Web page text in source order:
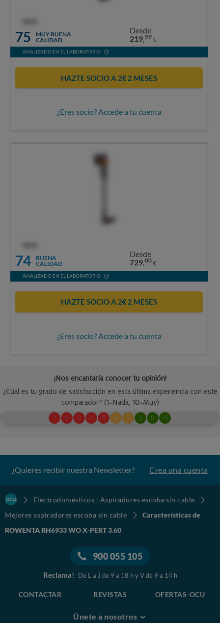
75
MUY BUENA
CALIDAD
Desde
219,99 €
ANALIZADO EN EL LABORATORIO
HAZTE SOCIO A 2€ 2 MESES
¿Eres socio? Accede a tu cuenta
74
BUENA
CALIDAD
Desde
729,00 €
ANALIZADO EN EL LABORATORIO
HAZTE SOCIO A 2€ 2 MESES
¿Eres socio? Accede a tu cuenta
¿Quieres recibir nuestra Newsletter? Crea una cuenta
Electrodomésticos : Aspiradores escoba sin cable
Mejores aspiradores escoba sin cable
Características de
ROWENTA RH6933 WO X-PERT 3.60
900 055 105
Reclama! De L a J de 9 a 18 h y V de 9 a 14 h
CONTACTAR REVISTAS OFERTAS-OCU
Únete a nosotros